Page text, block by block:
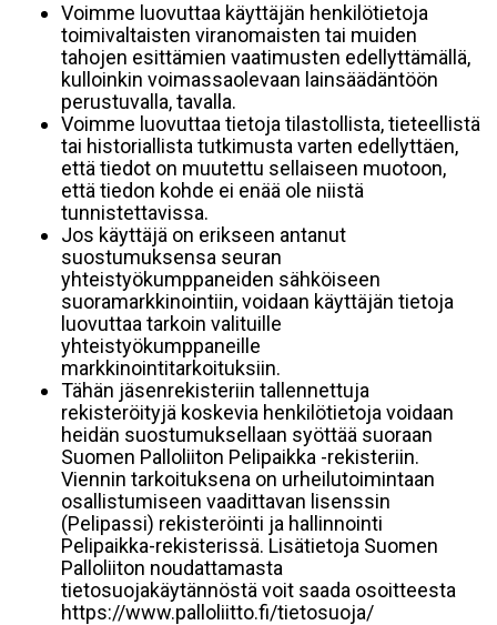
Voimme luovuttaa käyttäjän henkilötietoja
toimivaltaisten viranomaisten tai muiden
tahojen esittämien vaatimusten edellyttämällä,
kulloinkin voimassaolevaan lainsäädäntöön
perustuvalla, tavalla.
Voimme luovuttaa tietoja tilastollista, tieteellistä
tai historiallista tutkimusta varten edellyttäen,
että tiedot on muutettu sellaiseen muotoon,
että tiedon kohde ei enää ole niistä
tunnistettavissa.
Jos käyttäjä on erikseen antanut
suostumuksensa seuran
yhteistyökumppaneiden sähköiseen
suoramarkkinointiin, voidaan käyttäjän tietoja
luovuttaa tarkoin valituille
yhteistyökumppaneille
markkinointitarkoituksiin.
Tähän jäsenrekisteriin tallennettuja
rekisteröityjä koskevia henkilötietoja voidaan
heidän suostumuksellaan syöttää suoraan
Suomen Palloliiton Pelipaikka -rekisteriin.
Viennin tarkoituksena on urheilutoimintaan
osallistumiseen vaadittavan lisenssin
(Pelipassi) rekisteröinti ja hallinnointi
Pelipaikka-rekisterissä. Lisätietoja Suomen
Palloliiton noudattamasta
tietosuojakäytännöstä voit saada osoitteesta
https://www.palloliitto.fi/tietosuoja/